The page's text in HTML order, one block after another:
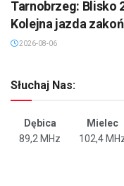
Tarnobrzeg: Blisko
Kolejna jazda
2026-08-06
Słuchaj Nas:
Dębica Mielec
89,2 MHz
102,4